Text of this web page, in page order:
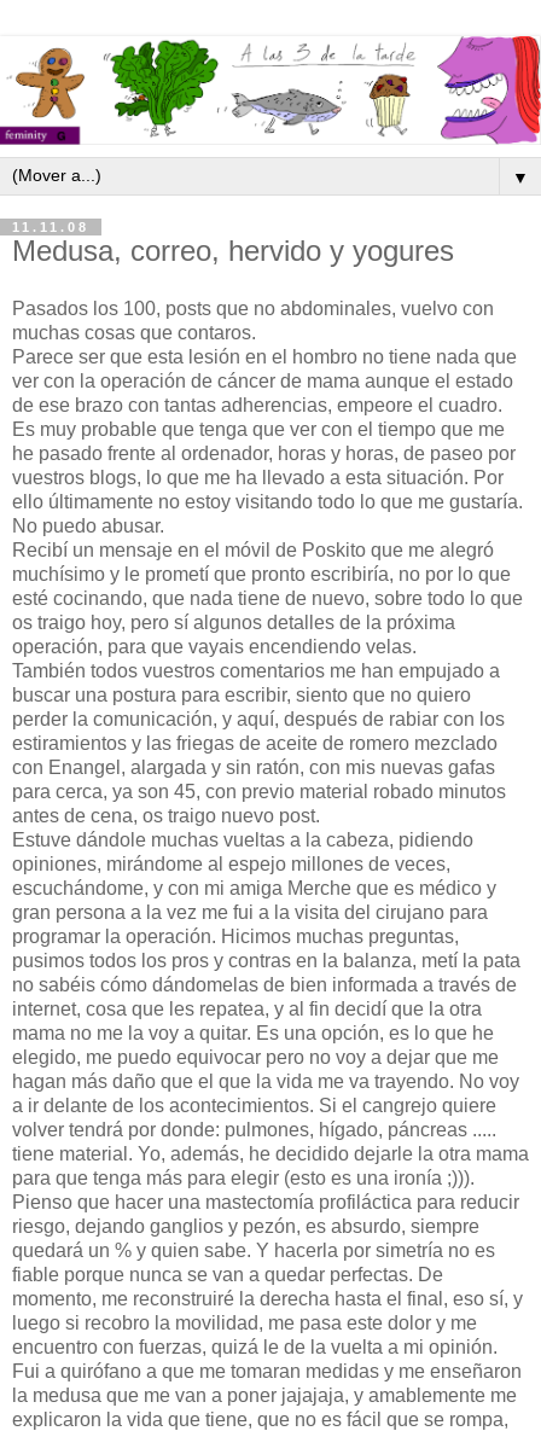
▼
11.11.08
Medusa, correo, hervido y yogures
Pasados los 100, posts que no abdominales, vuelvo con
muchas cosas que contaros.
Parece ser que esta lesión en el hombro no tiene nada que
ver con la operación de cáncer de mama aunque el estado
de ese brazo con tantas adherencias, empeore el cuadro.
Es muy probable que tenga que ver con el tiempo que me
he pasado frente al ordenador, horas y horas, de paseo por
vuestros blogs, lo que me ha llevado a esta situación. Por
ello últimamente no estoy visitando todo lo que me gustaría.
No puedo abusar.
Recibí un mensaje en el móvil de Poskito que me alegró
muchísimo y le prometí que pronto escribiría, no por lo que
esté cocinando, que nada tiene de nuevo, sobre todo lo que
os traigo hoy, pero sí algunos detalles de la próxima
operación, para que vayais encendiendo velas.
También todos vuestros comentarios me han empujado a
buscar una postura para escribir, siento que no quiero
perder la comunicación, y aquí, después de rabiar con los
estiramientos y las friegas de aceite de romero mezclado
con Enangel, alargada y sin ratón, con mis nuevas gafas
para cerca, ya son 45, con previo material robado minutos
antes de cena, os traigo nuevo post.
Estuve dándole muchas vueltas a la cabeza, pidiendo
opiniones, mirándome al espejo millones de veces,
escuchándome, y con mi amiga Merche que es médico y
gran persona a la vez me fui a la visita del cirujano para
programar la operación. Hicimos muchas preguntas,
pusimos todos los pros y contras en la balanza, metí la pata
no sabéis cómo dándomelas de bien informada a través de
internet, cosa que les repatea, y al fin decidí que la otra
mama no me la voy a quitar. Es una opción, es lo que he
elegido, me puedo equivocar pero no voy a dejar que me
hagan más daño que el que la vida me va trayendo. No voy
a ir delante de los acontecimientos. Si el cangrejo quiere
volver tendrá por donde: pulmones, hígado, páncreas .....
tiene material. Yo, además, he decidido dejarle la otra mama
para que tenga más para elegir (esto es una ironía ;))).
Pienso que hacer una mastectomía profiláctica para reducir
riesgo, dejando ganglios y pezón, es absurdo, siempre
quedará un % y quien sabe. Y hacerla por simetría no es
fiable porque nunca se van a quedar perfectas. De
momento, me reconstruiré la derecha hasta el final, eso sí, y
luego si recobro la movilidad, me pasa este dolor y me
encuentro con fuerzas, quizá le de la vuelta a mi opinión.
Fui a quirófano a que me tomaran medidas y me enseñaron
la medusa que me van a poner jajajaja, y amablemente me
explicaron la vida que tiene, que no es fácil que se rompa,